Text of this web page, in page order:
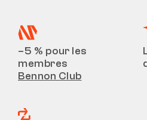
–5 % pour les
membres
Bennon Club